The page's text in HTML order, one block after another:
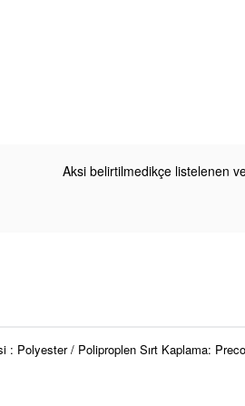
Aksi belirtilmedikçe listelenen
: Polyester / Poliproplen Sırt Kaplama: